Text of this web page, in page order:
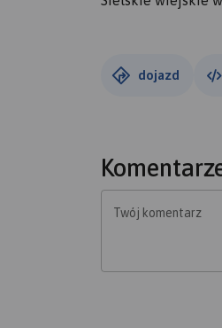
dojazd
Twój komentarz